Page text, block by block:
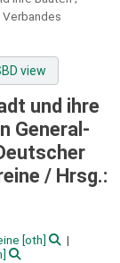
view
und ihre
General-
/ Hrsg.:
[oth]